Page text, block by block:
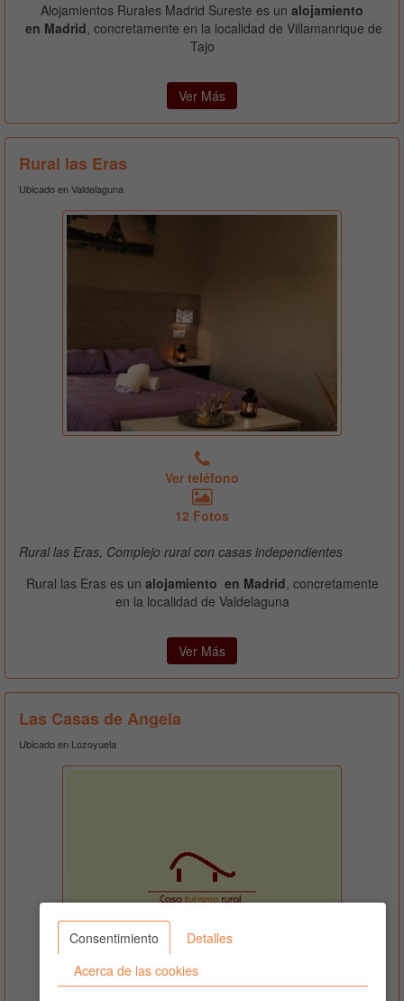
Alojamientos Rurales Madrid Sureste es un alojamiento
en Madrid, concretamente en la localidad de Villamanrique de
Tajo
Ver Más
Rural las Eras
Ubicado en Valdelaguna
Ver teléfono
12 Fotos
Rural las Eras, Complejo rural con casas independientes
Rural las Eras es un alojamiento en Madrid, concretamente
en la localidad de Valdelaguna
Ver Más
Las Casas de Angela
Ubicado en Lozoyuela
Consentimiento
Detalles
Acerca de las cookies